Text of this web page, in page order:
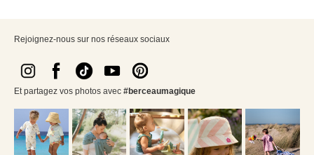
Rejoignez-nous sur nos réseaux sociaux
Et partagez vos photos avec #berceaumagique